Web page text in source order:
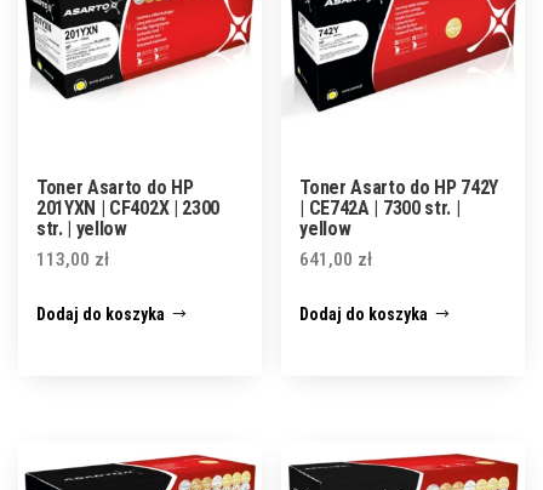
Toner Asarto do HP
201YXN | CF402X | 2300
str. | yellow
113,00 zł
Dodaj do koszyka
Toner Asarto do HP 742Y
| CE742A | 7300 str. |
yellow
641,00 zł
Dodaj do koszyka